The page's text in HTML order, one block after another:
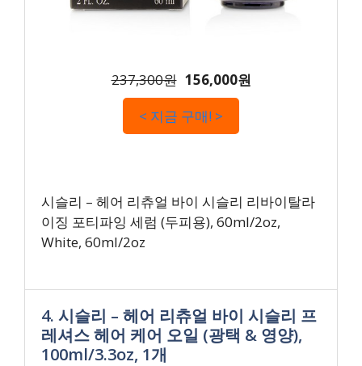
237,300원 156,000원
< 지금 구매! >
시슬리 – 헤어 리츄얼 바이 시슬리 리바이탈라
이징 포티파잉 세럼 (두피용), 60ml/2oz,
White, 60ml/2oz
4. 시슬리 – 헤어 리츄얼 바이 시슬리 프
레셔스 헤어 케어 오일 (광택 & 영양),
100ml/3.3oz, 1개